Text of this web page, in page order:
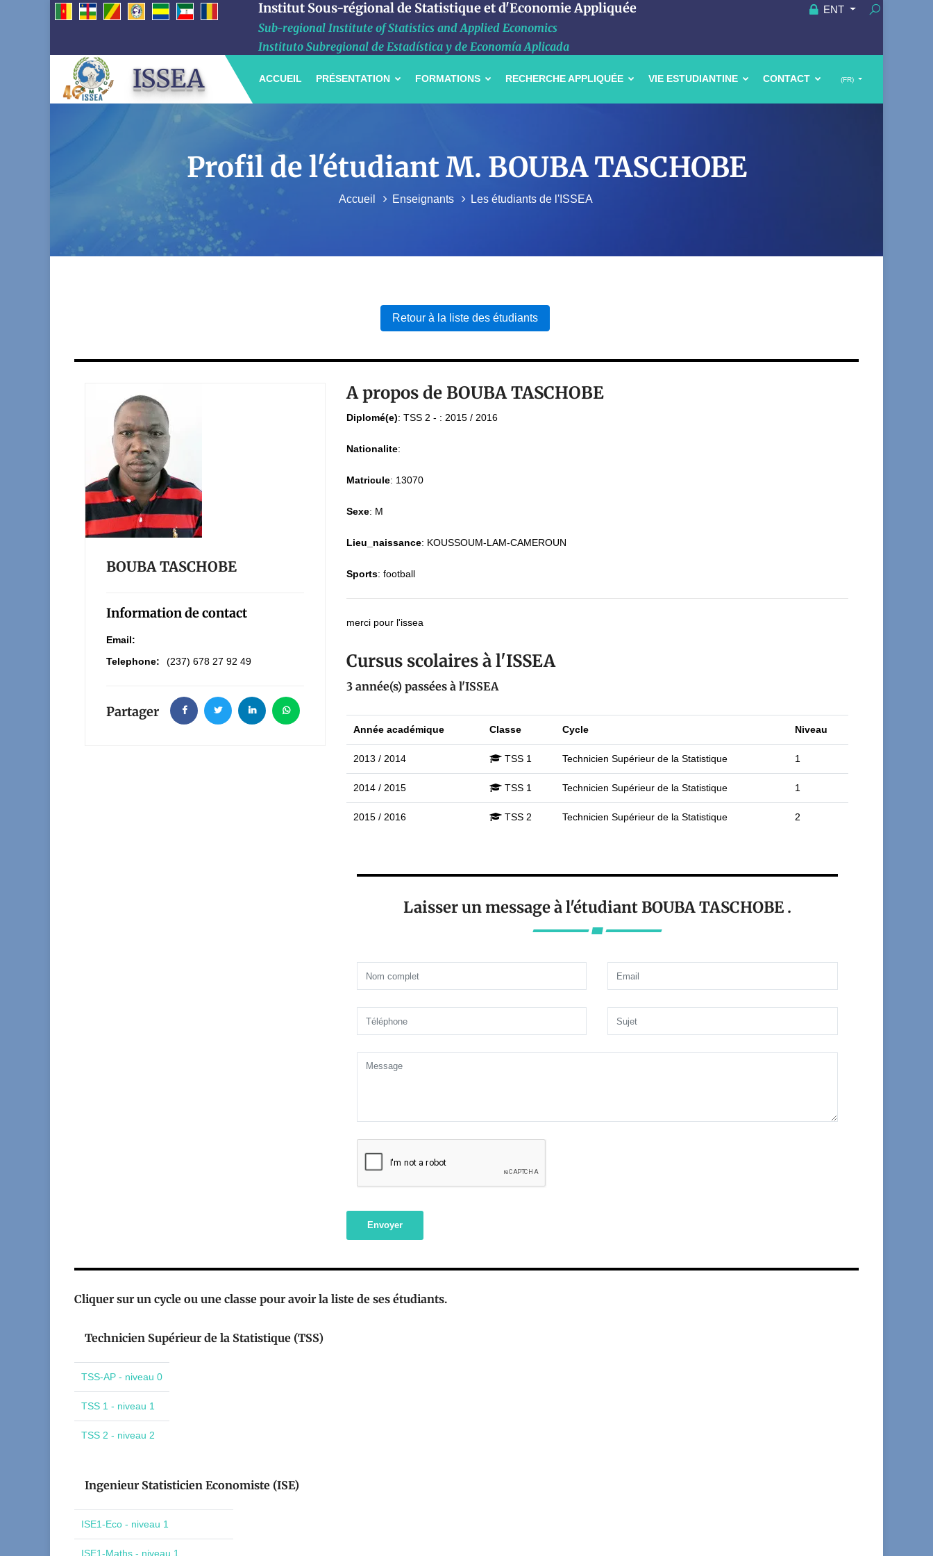
Institut Sous-régional de Statistique et d'Economie Appliquée
Sub-regional Institute of Statistics and Applied Economics
Instituto Subregional de Estadística y de Economía Aplicada
ENT
ISSEA (FR)
ACCUEIL PRÉSENTATION FORMATIONS RECHERCHE APPLIQUÉE VIE ESTUDIANTINE CONTACT
Profil de l'étudiant M. BOUBA TASCHOBE
Accueil Enseignants Les étudiants de l'ISSEA
Retour à la liste des étudiants
BOUBA TASCHOBE
Information de contact
Email:
Telephone:
(237) 678 27 92 49
Partager
A propos de BOUBA TASCHOBE
Diplomé(e): TSS 2 - : 2015 / 2016
Nationalite:
Matricule: 13070
Sexe: M
Lieu_naissance: KOUSSOUM-LAM-CAMEROUN
Sports: football
merci pour l'issea
Cursus scolaires à l'ISSEA
3 année(s) passées à l'ISSEA
Année académique Classe Cycle Niveau
2013 / 2014 TSS 1 Technicien Supérieur de la Statistique 1
2014 / 2015 TSS 1 Technicien Supérieur de la Statistique 1
2015 / 2016 TSS 2 Technicien Supérieur de la Statistique 2
Laisser un message à l'étudiant BOUBA TASCHOBE .
Envoyer
Cliquer sur un cycle ou une classe pour avoir la liste de ses étudiants.
Technicien Supérieur de la Statistique (TSS)
TSS-AP - niveau 0
TSS 1 - niveau 1
TSS 2 - niveau 2
Ingenieur Statisticien Economiste (ISE)
ISE1-Eco - niveau 1
ISE1-Maths - niveau 1